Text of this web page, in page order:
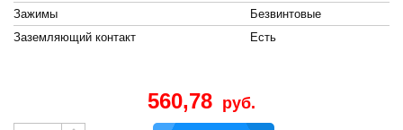
Зажимы
Безвинтовые
Заземляющий контакт
Есть
560,78 руб.